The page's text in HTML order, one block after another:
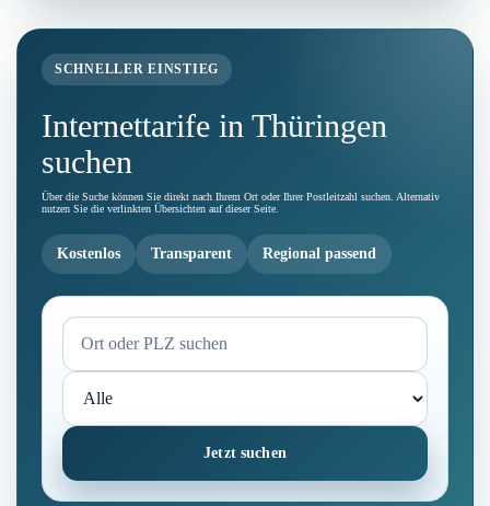
SCHNELLER EINSTIEG
Internettarife in Thüringen
suchen
Über die Suche können Sie direkt nach Ihrem Ort oder Ihrer Postleitzahl suchen. Alternativ
nutzen Sie die verlinkten Übersichten auf dieser Seite.
Kostenlos Transparent Regional passend
Jetzt suchen